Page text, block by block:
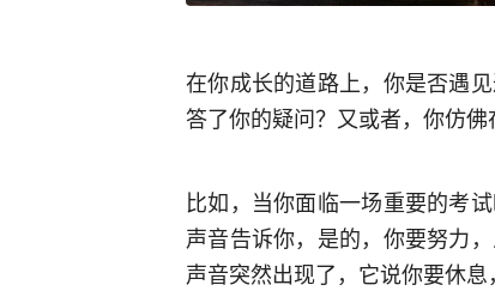
在你成长的道路上，你是否遇
答了你的疑问？又或者，你仿佛
比如，当你面临一场重要的考
声音告诉你，是的，你要努力
声音突然出现了，它说你要休息